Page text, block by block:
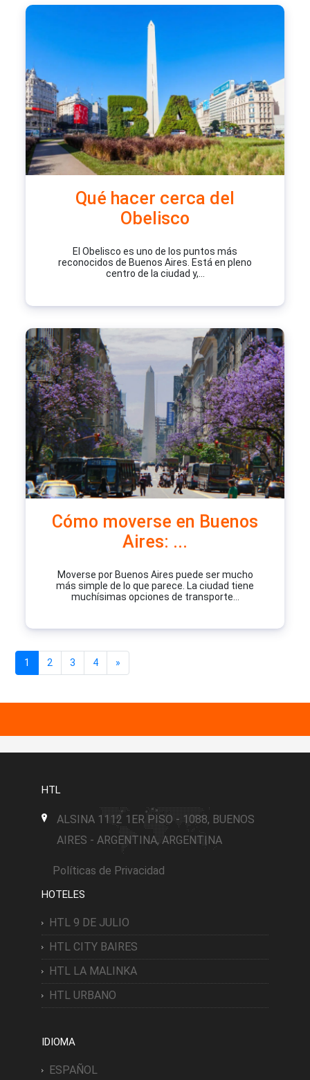
Qué hacer cerca del
Obelisco
El Obelisco es uno de los puntos más
reconocidos de Buenos Aires. Está en pleno
centro de la ciudad y,...
Cómo moverse en Buenos
Aires: ...
Moverse por Buenos Aires puede ser mucho
más simple de lo que parece. La ciudad tiene
muchísimas opciones de transporte...
1 2 3 4 »
HTL
ALSINA 1112 1ER PISO - 1088, BUENOS
AIRES - ARGENTINA, ARGENTINA
Políticas de Privacidad
HOTELES
HTL 9 DE JULIO
HTL CITY BAIRES
HTL LA MALINKA
HTL URBANO
IDIOMA
ESPAÑOL